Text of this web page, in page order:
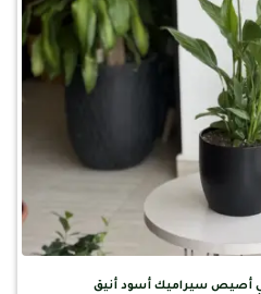
أصيص سيراميك أسود أنيق